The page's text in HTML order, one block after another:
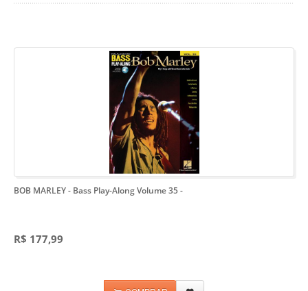
BOB MARLEY - Bass Play-Along Volume 35-
R$ 177,99